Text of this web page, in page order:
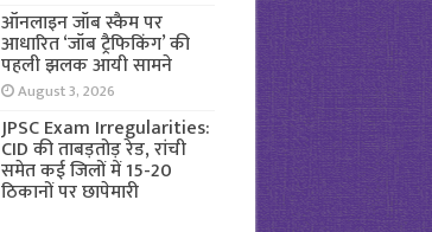
ऑनलाइन जॉब स्कैम पर
आधारित ‘जॉब ट्रैफिकिंग’ की
पहली झलक आयी सामने
August 3, 2026
JPSC Exam Irregularities:
CID की ताबड़तोड़ रेड, रांची
समेत कई जिलों में 15-20
ठिकानों पर छापेमारी